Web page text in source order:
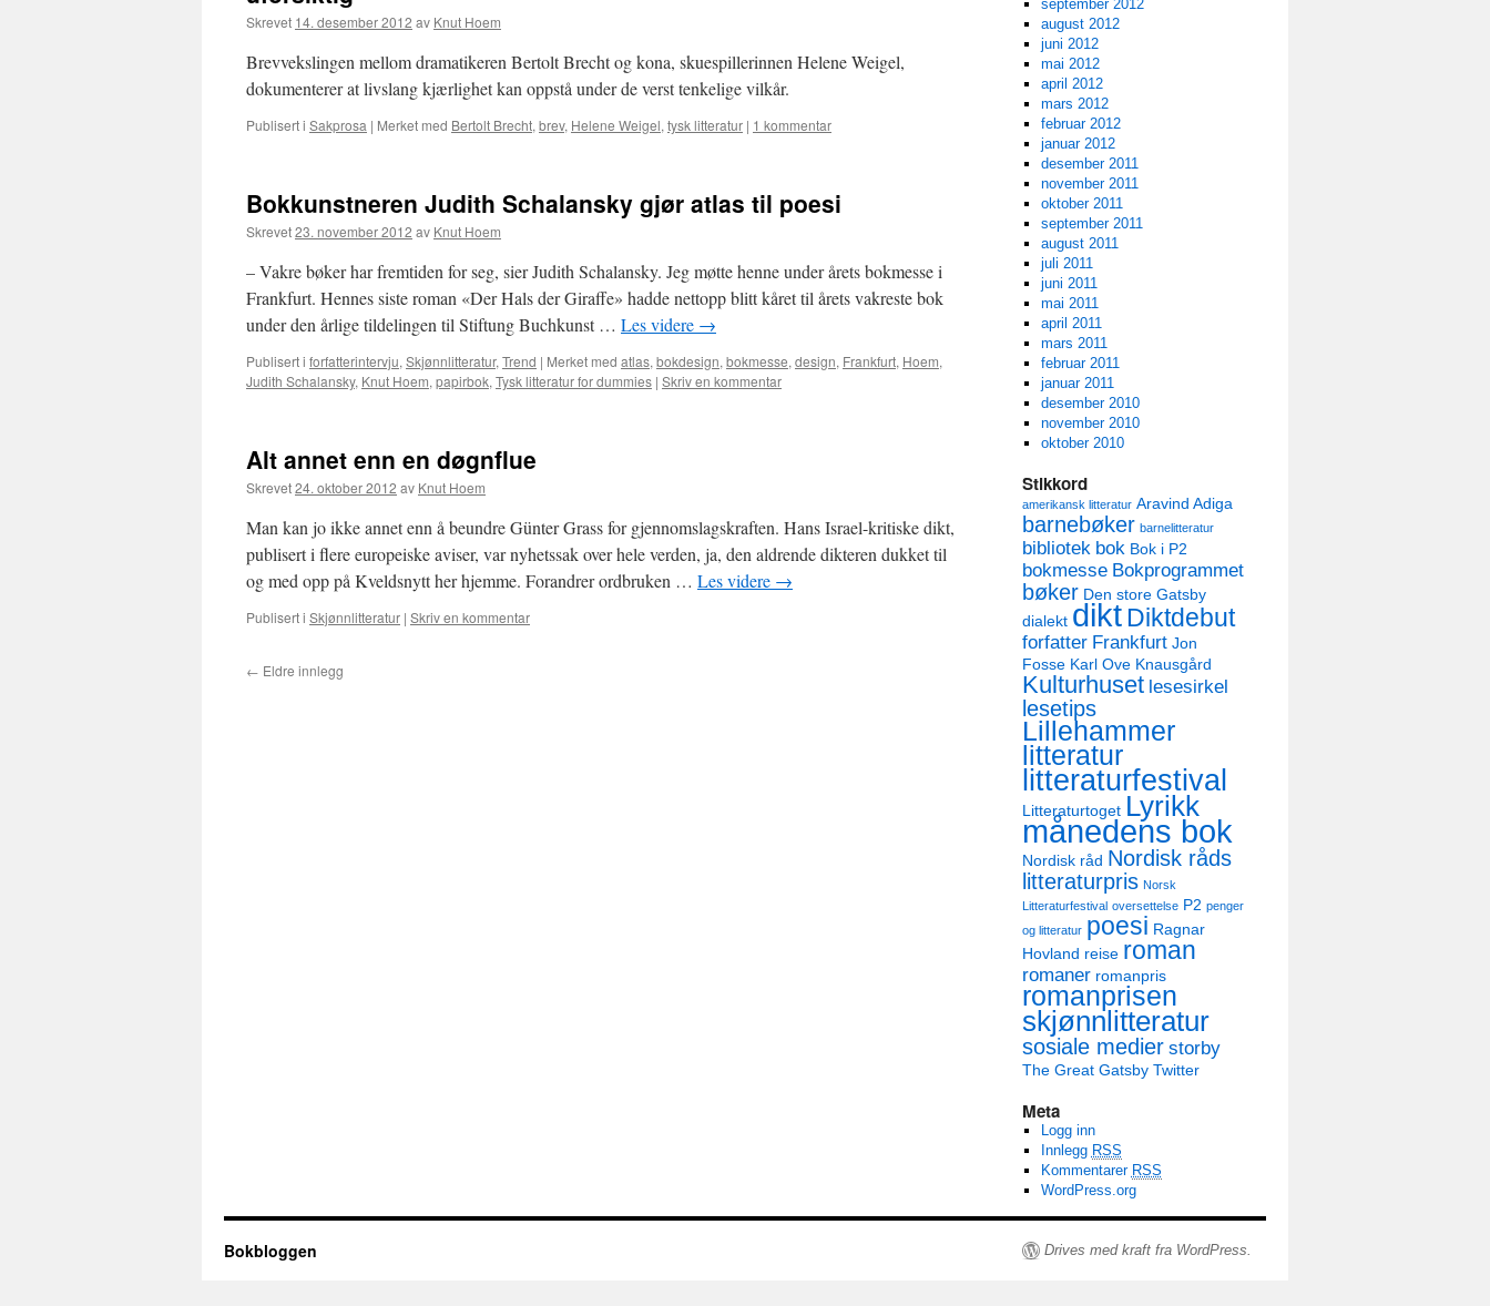
Skrevet 14. desember 2012 av Knut Hoem
Brevvekslingen mellom dramatikeren Bertolt Brecht og kona, skuespillerinnen Helene Weigel,
dokumenterer at livslang kjærlighet kan oppstå under de verst tenkelige vilkår.
Publisert i Sakprosa | Merket med Bertolt Brecht, brev, Helene Weigel, tysk litteratur | 1 kommentar
Bokkunstneren Judith Schalansky gjør atlas til poesi
Skrevet23. november 2012 av Knut Hoem
– Vakre bøker har fremtiden for seg, sier Judith Schalansky. Jeg møtte henne under årets bokmesse i
Frankfurt. Hennes siste roman «Der Hals der Giraffe» hadde nettopp blitt kåret til årets vakreste bok
under den årlige tildelingen til Stiftung Buchkunst … Les videre →
Publisert i forfatterintervju, Skjønnlitteratur, Trend | Merket med atlas, bokdesign, bokmesse, design, Frankfurt, Hoem,
Judith Schalansky, Knut Hoem, papirbok, Tysk litteratur for dummies | Skriv en kommentar
Alt annet enn en døgnflue
Skrevet24. oktober 2012 av Knut Hoem
Man kan jo ikke annet enn å beundre Günter Grass for gjennomslagskraften. Hans Israel-kritiske dikt,
publisert i flere europeiske aviser, var nyhetssak over hele verden, ja, den aldrende dikteren dukket til
og med opp på Kveldsnytt her hjemme. Forandrer ordbruken … Les videre →
Publisert i Skjønnlitteratur | Skriv en kommentar
← Eldre innlegg
september 2012
august 2012
juni 2012
mai 2012
april 2012
mars 2012
februar 2012
januar 2012
desember 2011
november 2011
oktober 2011
september 2011
august 2011
juli 2011
juni 2011
mai 2011
april 2011
mars 2011
februar 2011
januar 2011
desember 2010
november 2010
oktober 2010
Stikkord
amerikansk litteratur Aravind Adiga
barnebøker barnelitteratur
bibliotek bok Bok i P2
bokmesse Bokprogrammet
bøker Den store Gatsby
dialekt diktDiktdebut
forfatter Frankfurt Jon
Fosse Karl Ove Knausgård
Kulturhuset lesesirkel
lesetips
Lillehammer
litteratur
litteraturfestival
Litteraturtoget Lyrikk
månedens bok
Nordisk råd Nordisk råds
litteraturpris Norsk
Litteraturfestival oversettelse P2 penger
og litteratur poesi Ragnar
Hovland reise roman
romaner romanpris
romanprisen
skjønnlitteratur
sosiale medier storby
The Great Gatsby Twitter
Meta
Logg inn
Innlegg RSS
Kommentarer RSS
WordPress.org
Bokbloggen Drives med kraft fra WordPress.